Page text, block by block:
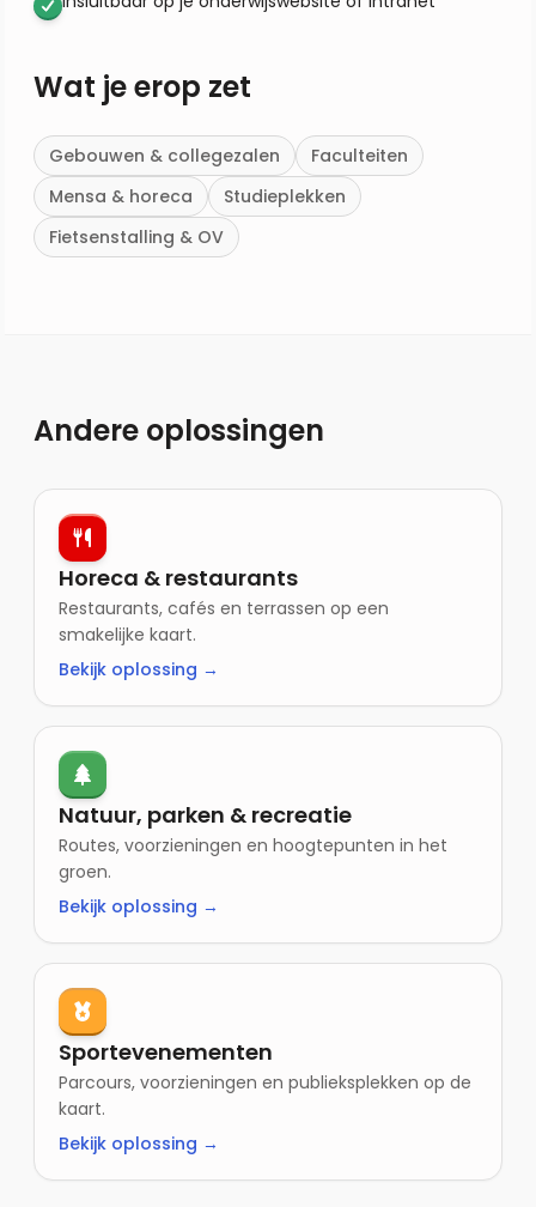
Wat je erop zet
Gebouwen & collegezalen
Faculteiten
Mensa & horeca
Studieplekken
Fietsenstalling & OV
Andere oplossingen
Horeca & restaurants
Restaurants, cafés en terrassen op een
smakelijke kaart.
Bekijk oplossing →
Natuur, parken & recreatie
Routes, voorzieningen en hoogtepunten in het
groen.
Bekijk oplossing →
Sportevenementen
Parcours, voorzieningen en publieksplekken op de
kaart.
Bekijk oplossing →